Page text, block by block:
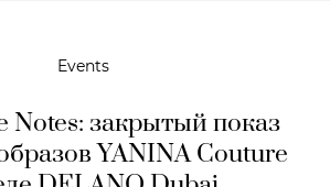
Events
Notes: закрытый показ
YANINA Couture